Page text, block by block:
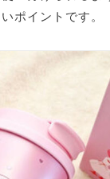
ポイントです。